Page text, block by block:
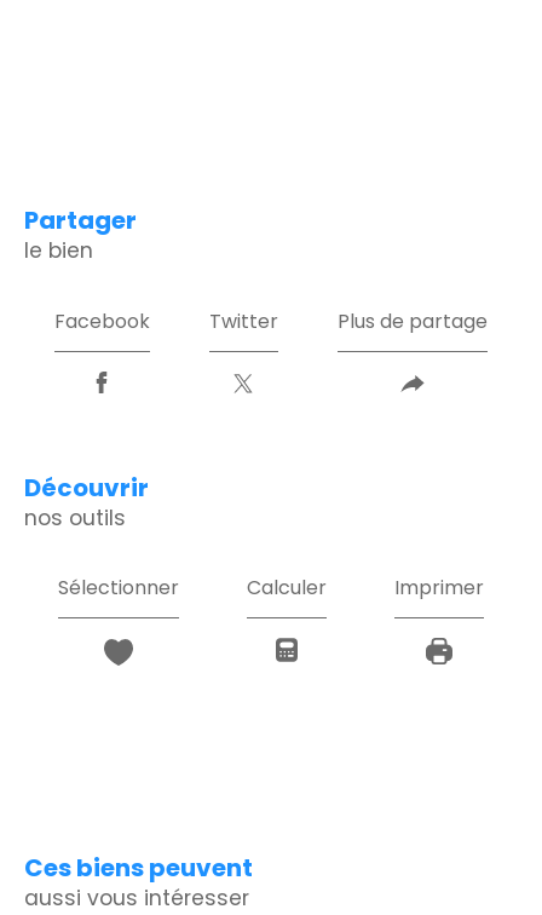
partager
le bien
Facebook Twitter Plus de partage
découvrir
nos outils
Sélectionner Calculer Imprimer
Ces biens peuvent
aussi vous intéresser